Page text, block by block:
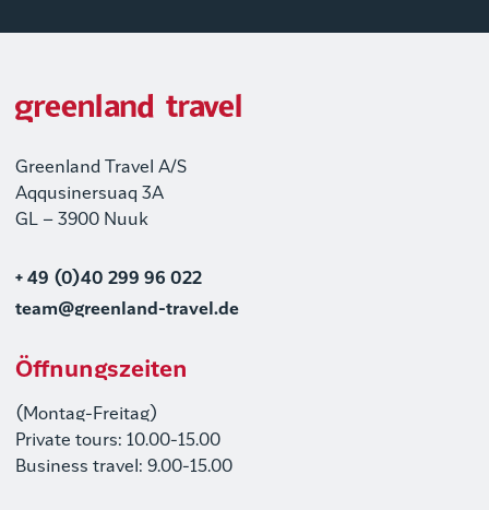
Greenland Travel A/S
Aqqusinersuaq 3A
GL – 3900 Nuuk
+ 49 (0)40 299 96 022
team@greenland-travel.de
Öffnungszeiten
(Montag-Freitag)
Private tours: 10.00-15.00
Business travel: 9.00-15.00